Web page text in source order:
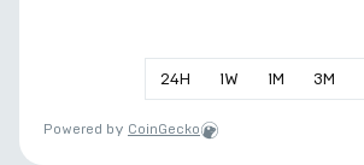
24H 1W 1M 3M
Powered by CoinGecko